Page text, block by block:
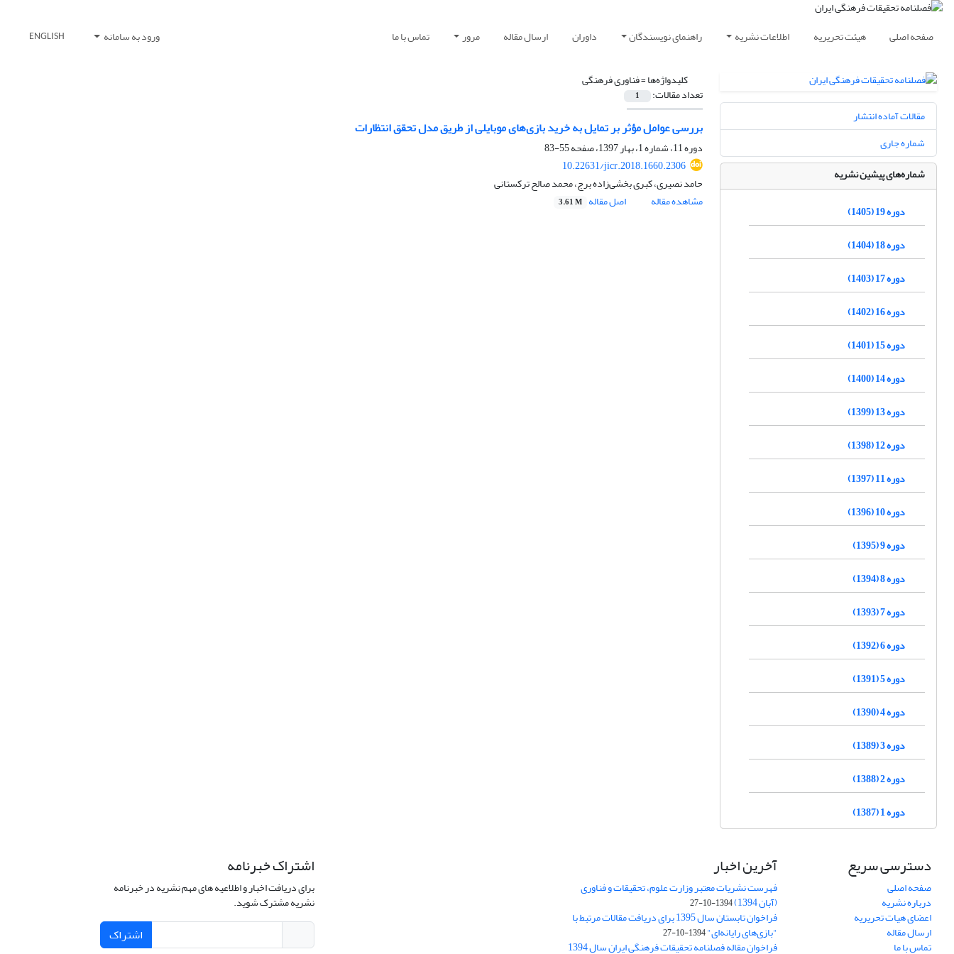
صفحه اصلی هیئت تحریریه اطلاعات نشریه راهنمای نویسندگان داوران ارسال مقاله مرور تماس با ما ورود به سامانه ENGLISH
کلیدواژه‌ها =فناوری فرهنگی
تعداد مقالات: 1
بررسی عوامل مؤثر بر تمایل به خرید بازی‌های موبایلی از طریق مدل تحقق انتظارات
دوره 11، شماره 1، بهار 1397، صفحه
55-83
10.22631/jicr.2018.1660.2306
حامد نصیری، کبری بخشی‌زاده برج، محمد صالح ترکستانی
مشاهده مقاله
اصل مقاله 3.61 M
مقالات آماده انتشار
شماره جاری
شماره‌های پیشین نشریه
دوره 19 (1405)
دوره 18 (1404)
دوره 17 (1403)
دوره 16 (1402)
دوره 15 (1401)
دوره 14 (1400)
دوره 13 (1399)
دوره 12 (1398)
دوره 11 (1397)
دوره 10 (1396)
دوره 9 (1395)
دوره 8 (1394)
دوره 7 (1393)
دوره 6 (1392)
دوره 5 (1391)
دوره 4 (1390)
دوره 3 (1389)
دوره 2 (1388)
دوره 1 (1387)
دسترسی سریع
صفحه اصلی
درباره نشریه
اعضای هیات تحریریه
ارسال مقاله
تماس با ما
آخرین اخبار
فهرست نشریات معتبر وزارت علوم، تحقیقات و فناوری
(آبان 1394) 1394-10-27
فراخوان تابستان سال 1395 برای دریافت مقالات مرتبط با
"بازی‌های رایانه‌ای"1394-10-27
فراخوان مقاله فصلنامه تحقیقات فرهنگی ایران سال 1394
اشتراک خبرنامه
برای دریافت اخبار و اطلاعیه های مهم نشریه در خبرنامه
نشریه مشترک شوید.
اشتراک